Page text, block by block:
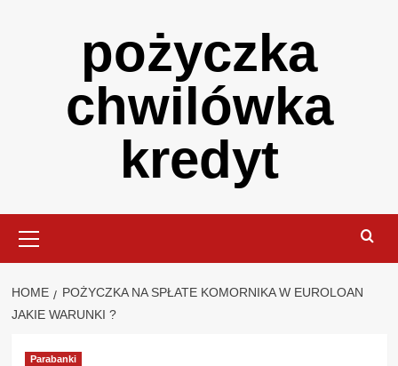
pożyczka
chwilówka
kredyt
Menu
HOME
POŻYCZKA NA SPŁATE KOMORNIKA W EUROLOAN
JAKIE WARUNKI ?
Parabanki